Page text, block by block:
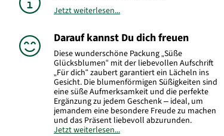
Jetzt weiterlesen...
Darauf kannst Du dich freuen
Diese wunderschöne Packung „Süße
Glücksblumen“ mit der liebevollen Aufschrift
„Für dich“ zaubert garantiert ein Lächeln ins
Gesicht. Die blumenförmigen Süßigkeiten sind
eine süße Aufmerksamkeit und die perfekte
Ergänzung zu jedem Geschenk – ideal, um
jemandem eine besondere Freude zu machen
und das Präsent liebevoll abzurunden.
Jetzt weiterlesen...